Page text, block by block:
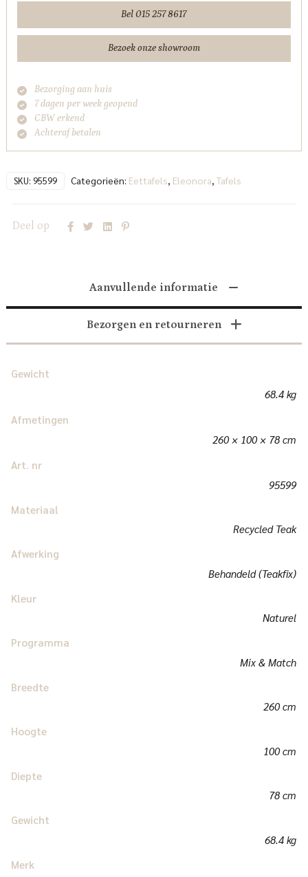
Bel 015 257 8617
Bezoek onze showroom
Bezorging aan huis
7 dagen per week geopend
CBW erkend
Achteraf betalen
SKU: 95599 Categorieën: Eettafels Eleonora Tafels
Deel op
Aanvullende informatie
Bezorgen en retourneren
Gewicht
68.4 kg
Afmetingen
260 × 100 × 78 cm
Art. nr
95599
Materiaal
Recycled Teak
Afwerking
Behandeld (Teakfix)
Kleur
Naturel
Programma
Mix & Match
Breedte
260 cm
Hoogte
100 cm
Diepte
78 cm
Gewicht
68.4 kg
Merk